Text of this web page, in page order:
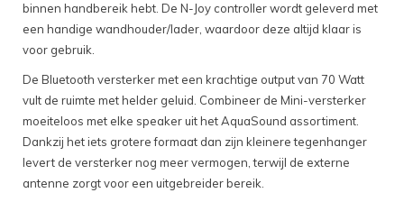
binnen handbereik hebt. De N-Joy controller wordt geleverd met
een handige wandhouder/lader, waardoor deze altijd klaar is
voor gebruik.
De Bluetooth versterker met een krachtige output van 70 Watt
vult de ruimte met helder geluid. Combineer de Mini-versterker
moeiteloos met elke speaker uit het AquaSound assortiment.
Dankzij het iets grotere formaat dan zijn kleinere tegenhanger
levert de versterker nog meer vermogen, terwijl de externe
antenne zorgt voor een uitgebreider bereik.